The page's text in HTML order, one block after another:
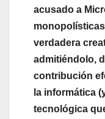
acusado a
verdadera
admitiéndolo,
contribución
la informática
tecnológica